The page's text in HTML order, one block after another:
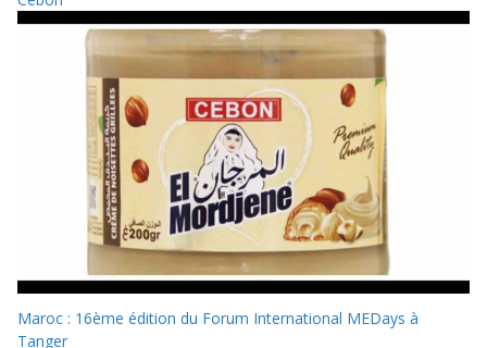
Maroc : 16ème édition du Forum International MEDays à
Tanger